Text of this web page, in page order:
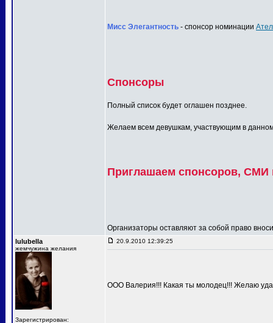
Мисс Элегантность - спонсор номинации
Спонсоры
Полный список будет оглашен позднее.
Желаем всем девушкам, участвующим в данном
Приглашаем спонсоров, СМИ
Организаторы оставляют за собой право
lulubella
жемчужина желания
Зарегистрирован:
20.9.2010 12:39:25
ООО Валерия!!! Какая ты молодец!!! Желаю